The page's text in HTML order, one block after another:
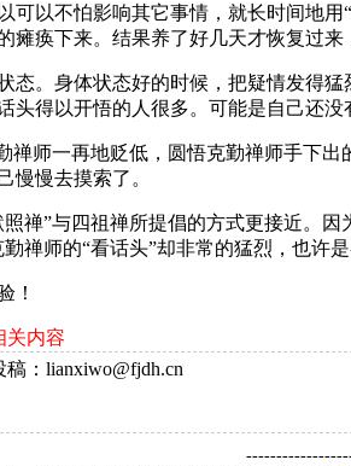
不怕影响其它事情，就长时间地用
瘫痪下来。结果养了好几天才恢复过来
。身体状态好的时候，把疑情发得猛
头得以开悟的人很多。可能是自己还没
师一再地贬低，圆悟克勤禅师手下出
慢慢去摸索了。
”与四祖禅所提倡的方式更接近。因
禅师的“看话头”却非常的猛烈，也许是
！
关内容
稿：lianxiwo@fjdh.cn